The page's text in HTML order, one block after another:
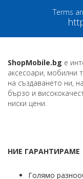
Terms
ShopMobile.bg е
аксесоари, мобилни
на създаването ни,
бързо и
ниски цени.
НИЕ ГАРАНТИРАМЕ
Голямо